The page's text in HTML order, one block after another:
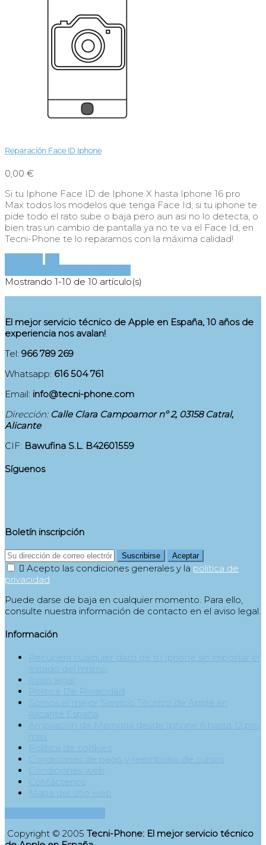
Reparación Face ID Iphone
0,00 €
Si tu Iphone Face ID de Iphone X hasta Iphone 16 pro
Max todos los modelos que tenga Face Id, si tu iphone te
pide todo el rato sube o baja pero aun asi no lo detecta, o
bien tras un cambio de pantalla ya no te va el Face Id, en
Tecni-Phone te lo reparamos con la máxima calidad!
Mostrando 1-10 de 10 artículo(s)
El mejor servicio técnico de Apple en España, 10 años de
experiencia nos avalan!
Tel: 966 789 269
Whatsapp: 616 504 761
Email: info@tecni-phone.com
Dirección: Calle Clara Campoamor nº 2, 03158 Catral,
Alicante
CIF: Bawufina S.L. B42601559
Síguenos
Boletín inscripción
Suscribirse Aceptar
 Acepto las condiciones generales y la política de
privacidad
Puede darse de baja en cualquier momento. Para ello,
consulte nuestra información de contacto en el aviso legal.
Información
Recupera cualquier dato de tu Iphone sin importar el
estado del mismo
Aviso legal
Política De Privacidad
Somos el mejor Servicio Técnico de Apple en
Alicante España
Ampliación de Memoria desde Iphone 6 hasta 12 pro
max
Política de cookies
Condiciones de pago y reembolso de cursos
Condiciones web
Contáctenos
Mapa del sitio web
Copyright © 2005 Tecni-Phone: El mejor servicio técnico